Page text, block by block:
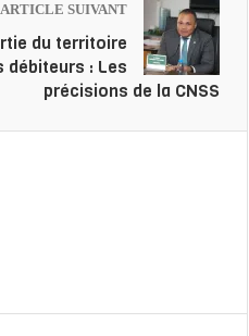
ARTICLE SUIVANT
du territoire
débiteurs : Les
précisions de la CNSS